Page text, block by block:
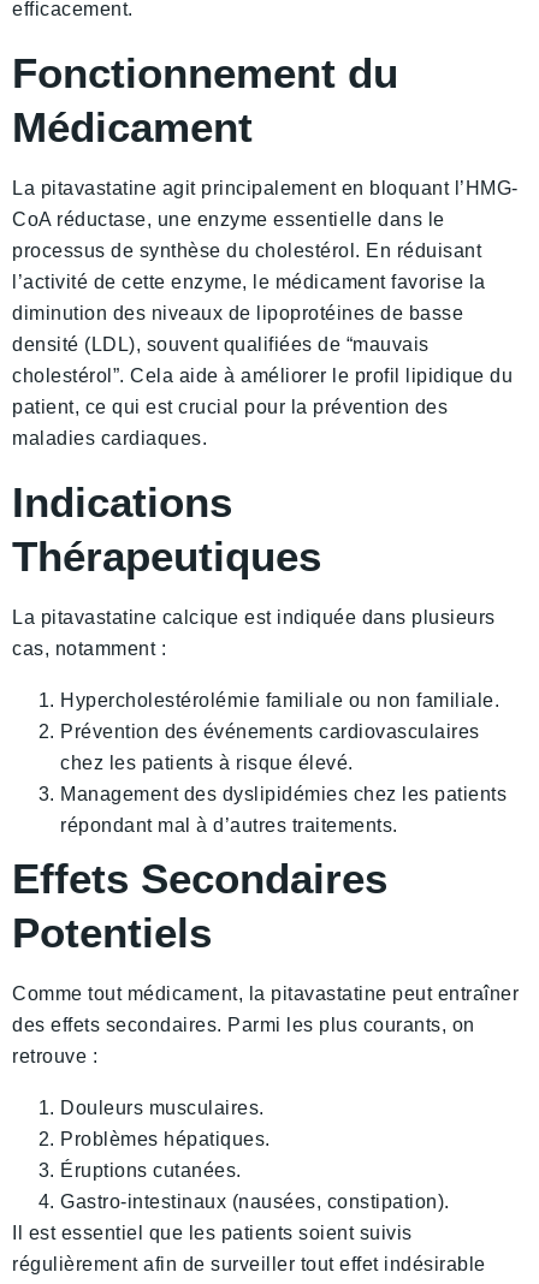
efficacement.
Fonctionnement du
Médicament
La pitavastatine agit principalement en bloquant l’HMG-
CoA réductase, une enzyme essentielle dans le
processus de synthèse du cholestérol. En réduisant
l’activité de cette enzyme, le médicament favorise la
diminution des niveaux de lipoprotéines de basse
densité (LDL), souvent qualifiées de “mauvais
cholestérol”. Cela aide à améliorer le profil lipidique du
patient, ce qui est crucial pour la prévention des
maladies cardiaques.
Indications
Thérapeutiques
La pitavastatine calcique est indiquée dans plusieurs
cas, notamment :
Hypercholestérolémie familiale ou non familiale.
Prévention des événements cardiovasculaires
chez les patients à risque élevé.
Management des dyslipidémies chez les patients
répondant mal à d’autres traitements.
Effets Secondaires
Potentiels
Comme tout médicament, la pitavastatine peut entraîner
des effets secondaires. Parmi les plus courants, on
retrouve :
Douleurs musculaires.
Problèmes hépatiques.
Éruptions cutanées.
Gastro-intestinaux (nausées, constipation).
Il est essentiel que les patients soient suivis
régulièrement afin de surveiller tout effet indésirable